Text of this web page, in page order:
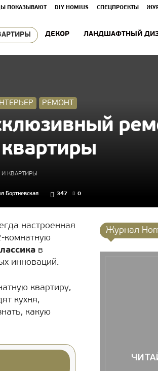
ПОКАЗЫВАЮТ DIY HOMIUS СПЕЦПРОЕКТЫ
ДЕКОР ЛАНДШАФТНЫЙ
РЕМОНТ
КВАРТИРЫ
Бортневская 347 0
настроенная
комнатную
в
инноваций.
квартиру,
кухня,
какую
Журнал